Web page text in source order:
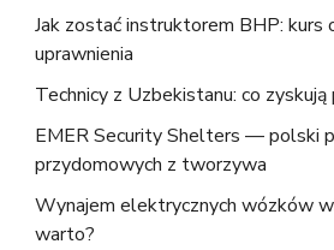
Jak zostać instruktorem BHP: kurs
uprawnienia
Technicy z Uzbekistanu: co
EMER Security Shelters — polski
przydomowych z tworzywa
Wynajem elektrycznych wózków
warto?